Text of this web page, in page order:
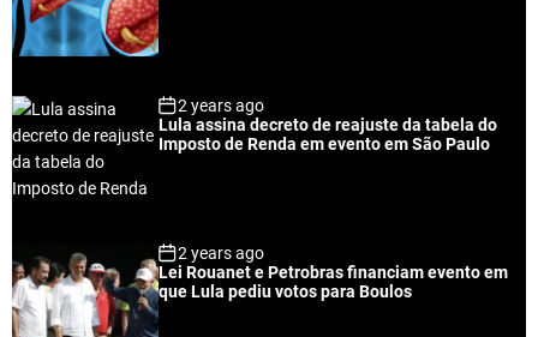
2 years ago
Lula assina decreto de reajuste da tabela do
Imposto de Renda em evento em São Paulo
2 years ago
Lei Rouanet e Petrobras financiam evento em
que Lula pediu votos para Boulos